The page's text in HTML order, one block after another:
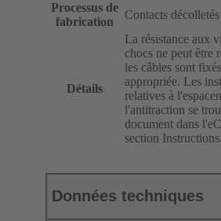
Processus de
fabrication
Contacts décolletés
Détails
La résistance aux
chocs ne peut être
les câbles sont
appropriée. Les
relatives à
l'antitraction se
document dans
section Instructions.
Données techniques